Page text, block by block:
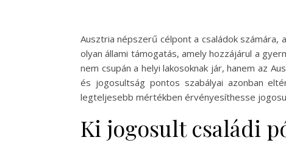
Ausztria népszerű célpont a családok
olyan állami támogatás, amely hozzájárul a
nem csupán a helyi lakosoknak jár, hanem az
és jogosultság pontos szabályai azonban
legteljesebb mértékben érvényesíthesse
Ki jogosult családi